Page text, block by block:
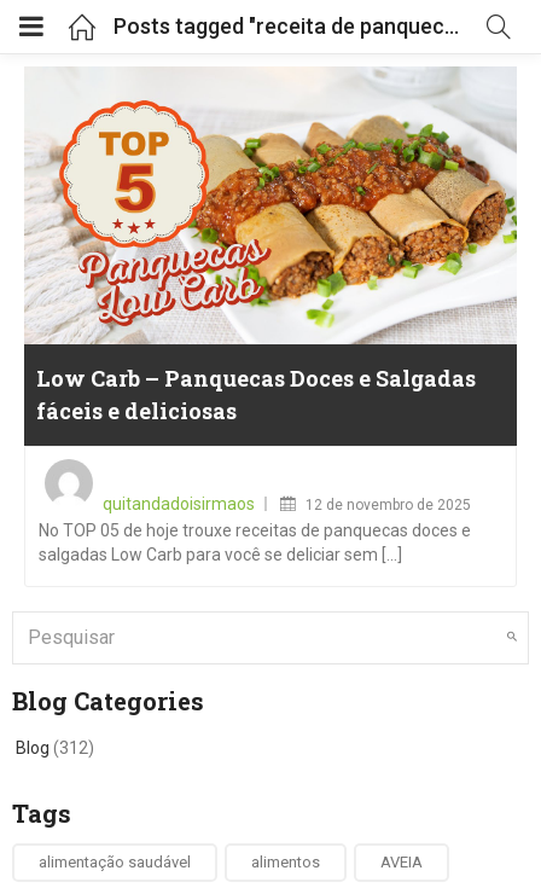
Posts tagged "receita de panqueca doce"
Low Carb – Panquecas Doces e Salgadas
fáceis e deliciosas
quitandadoisirmaos
12 de novembro de 2025
No TOP 05 de hoje trouxe receitas de panquecas doces e
salgadas Low Carb para você se deliciar sem [...]
Blog Categories
Blog (312)
Tags
alimentação saudável alimentos AVEIA